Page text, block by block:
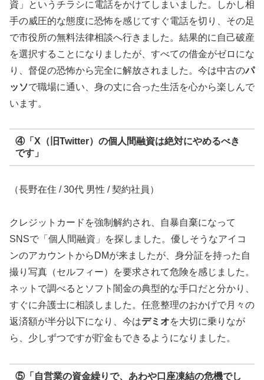
資」というチラシに電話をかけてしまいました。しかし相
手の威圧的な態度に恐怖を感じてすぐ電話を切り、その足
で市役所の無料法律相談へ行きました。結果的に自己破産
を選択することになりましたが、すべての借金がゼロにな
り、督促の恐怖から完全に解放されました。今は中古のパ
ッソで職場に通い、身の丈に合った生活を心から楽しんで
います。
④「X（旧Twitter）の個人間融資は絶対にやめるべき
です」
（長野在住 / 30代 男性 / 契約社員）
クレジットカードを強制解約され、自暴自棄になって
SNSで「個人間融資」を探しました。優しそうなアイコ
ンのアカウントからDMが来ましたが、身分証を持った自
撮り写真（セルフィー）を要求されて危険を感じました。
ネットで調べるとソフト闇金の典型的な手口だと分かり、
すぐに弁護士に相談しました。任意整理のおかげで月々の
返済額が半分以下になり、今はデミオを大切に乗りなが
ら、少しずつですが貯金もできるようになりました。
⑤「自営業の資金繰りで、あわや口座凍結の危機でし